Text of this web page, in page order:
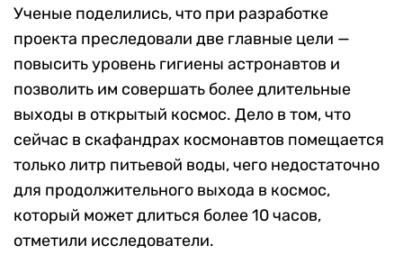
Ученые поделились, что при разработке
проекта преследовали две главные цели —
повысить уровень гигиены астронавтов и
позволить им совершать более длительные
выходы в открытый космос. Дело в том, что
сейчас в скафандрах космонавтов помещается
только литр питьевой воды, чего недостаточно
для продолжительного выхода в космос,
который может длиться более 10 часов,
отметили исследователи.